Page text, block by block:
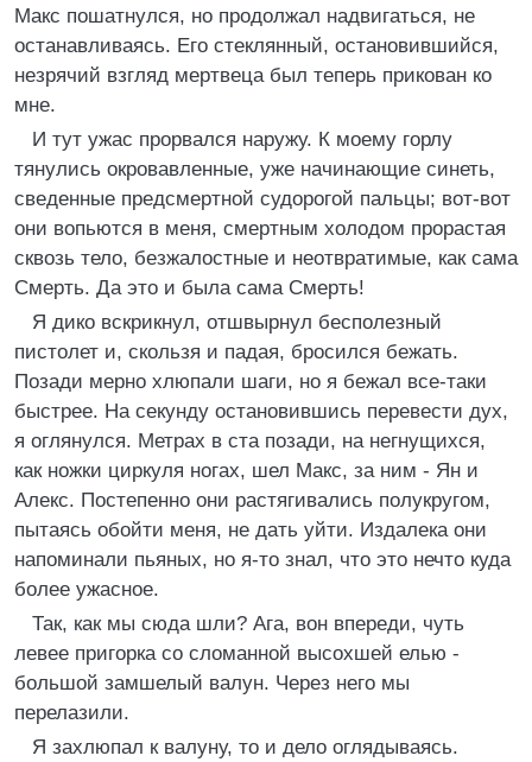
Макс пошатнулся, но продолжал надвигаться, не
останавливаясь. Его стеклянный, остановившийся,
незрячий взгляд мертвеца был теперь прикован ко
мне.
И тут ужас прорвался наружу. К моему горлу
тянулись окровавленные, уже начинающие синеть,
сведенные предсмертной судорогой пальцы; вот-вот
они вопьются в меня, смертным холодом прорастая
сквозь тело, безжалостные и неотвратимые, как сама
Смерть. Да это и была сама Смерть!
Я дико вскрикнул, отшвырнул бесполезный
пистолет и, скользя и падая, бросился бежать.
Позади мерно хлюпали шаги, но я бежал все-таки
быстрее. На секунду остановившись перевести дух,
я оглянулся. Метрах в ста позади, на негнущихся,
как ножки циркуля ногах, шел Макс, за ним - Ян и
Алекс. Постепенно они растягивались полукругом,
пытаясь обойти меня, не дать уйти. Издалека они
напоминали пьяных, но я-то знал, что это нечто куда
более ужасное.
Так, как мы сюда шли? Ага, вон впереди, чуть
левее пригорка со сломанной высохшей елью -
большой замшелый валун. Через него мы
перелазили.
Я захлюпал к валуну, то и дело оглядываясь.